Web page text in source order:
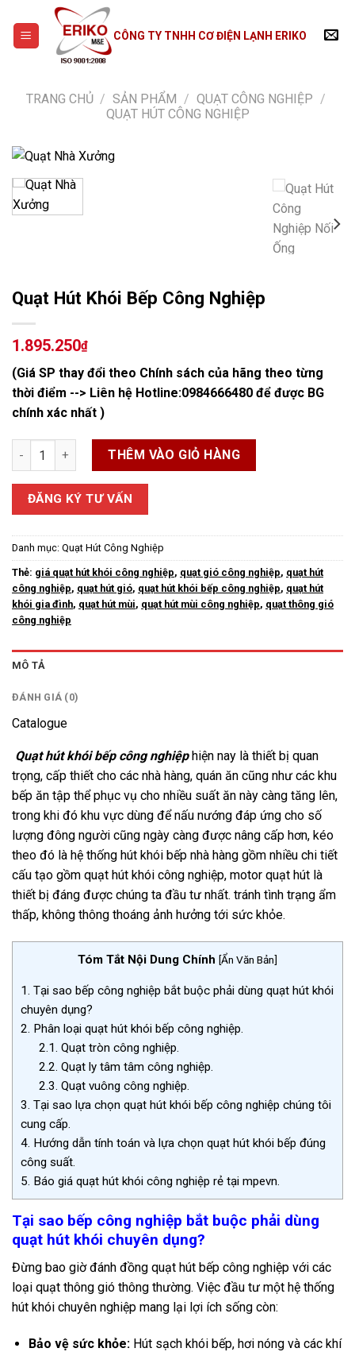
content
CÔNG TY TNHH CƠ ĐIỆN LẠNH ERIKO
TRANG CHỦ / SẢN PHẨM / QUẠT CÔNG NGHIỆP /
QUẠT HÚT CÔNG NGHIỆP
Quạt Hút Khói Bếp Công Nghiệp
1.895.250₫
(Giá SP thay đổi theo Chính sách của hãng theo từng
thời điểm --> Liên hệ Hotline:0984666480 để được BG
chính xác nhất )
Quạt Hút Khói Bếp Công Nghiệp số lượng
THÊM VÀO GIỎ HÀNG
ĐĂNG KÝ TƯ VẤN
Danh mục: Quạt Hút Công Nghiệp
Thẻ: giá quạt hút khói công nghiệp, quạt gió công nghiệp, quạt hút
công nghiệp, quạt hút gió, quạt hút khói bếp công nghiệp, quạt hút
khói gia đình, quạt hút mùi, quạt hút mùi công nghiệp, quạt thông gió
công nghiệp
MÔ TẢ
ĐÁNH GIÁ (0)
Catalogue
Quạt hút khói bếp công nghiệphiện nay là thiết bị quan
trọng, cấp thiết cho các nhà hàng, quán ăn cũng như các khu
bếp ăn tập thể phục vụ cho nhiều suất ăn này càng tăng lên,
trong khi đó khu vực dùng để nấu nướng đáp ứng cho số
lượng đông người cũng ngày càng được nâng cấp hơn, kéo
theo đó là hệ thống hút khói bếp nhà hàng gồm nhiều chi tiết
cấu tạo gồm quạt hút khói công nghiệp, motor quạt hút là
thiết bị đáng được chúng ta đầu tư nhất. tránh tình trạng ẩm
thấp, không thông thoáng ảnh hưởng tới sức khỏe.
Tóm Tắt Nội Dung Chính [Ẩn Văn Bản]
1. Tại sao bếp công nghiệp bắt buộc phải dùng quạt hút khói
chuyên dụng?
2. Phân loại quạt hút khói bếp công nghiệp.
2.1. Quạt tròn công nghiệp.
2.2. Quạt ly tâm tâm công nghiệp.
2.3. Quạt vuông công nghiệp.
3. Tại sao lựa chọn quạt hút khói bếp công nghiệp chúng tôi
cung cấp.
4. Hướng dẫn tính toán và lựa chọn quạt hút khói bếp đúng
công suất.
5. Báo giá quạt hút khói công nghiệp rẻ tại mpevn.
Tại sao bếp công nghiệp bắt buộc phải dùng
quạt hút khói chuyên dụng?
Đừng bao giờ đánh đồng quạt hút bếp công nghiệp với các
loại quạt thông gió thông thường. Việc đầu tư một hệ thống
hút khói chuyên nghiệp mang lại lợi ích sống còn:
Bảo vệ sức khỏe:Hút sạch khói bếp, hơi nóng và các khí